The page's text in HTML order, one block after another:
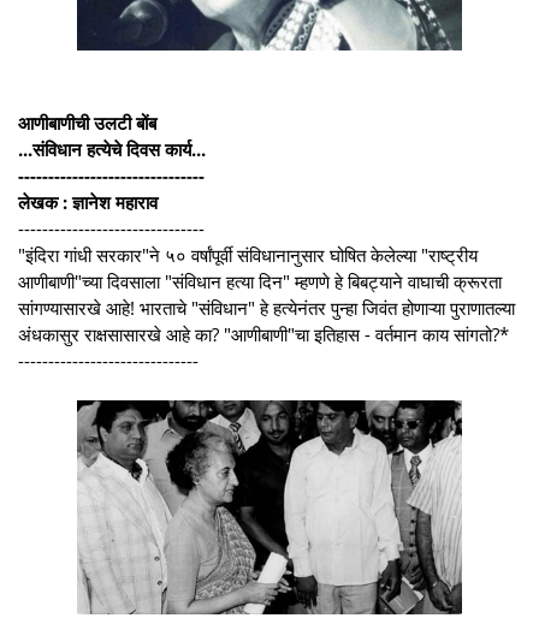
आणीबाणीची उलटी बोंब
...संविधान हत्येचे दिवस कार्य...
-------------------------------
लेखक : ज्ञानेश महाराव
-------------------------------
"इंदिरा गांधी सरकार"ने ५० वर्षांपूर्वी संविधानानुसार घोषित केलेल्या "राष्ट्रीय
आणीबाणी"च्या दिवसाला "संविधान हत्या दिन" म्हणणे हे बिबट्याने वाघाची क्रूरता
सांगण्यासारखे आहे! भारताचे "संविधान" हे हत्येनंतर पुन्हा जिवंत होणाऱ्या पुराणातल्या
अंधकासुर राक्षसासारखे आहे का? "आणीबाणी"चा इतिहास - वर्तमान काय सांगतो?*
------------------------------